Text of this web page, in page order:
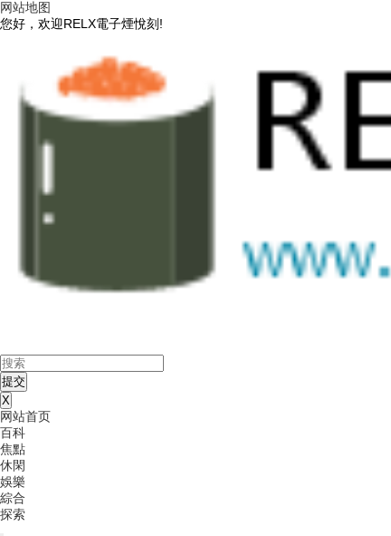
网站地图
您好，欢迎RELX電子煙悅刻!
X
网站首页
百科
焦點
休閑
娛樂
綜合
探索